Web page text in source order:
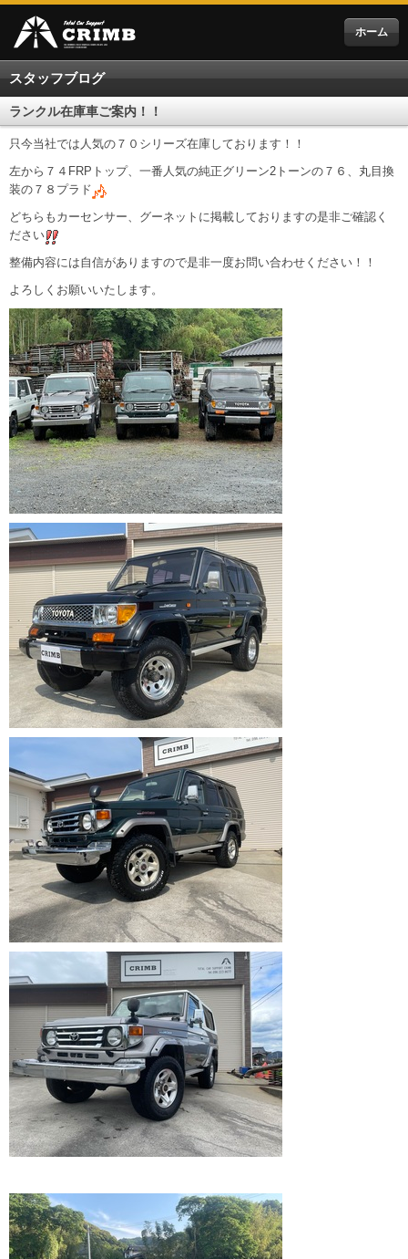
ホーム
スタッフブログ
ランクル在庫車ご案内！！
只今当社では人気の７０シリーズ在庫しております！！
左から７４FRPトップ、一番人気の純正グリーン2トーンの７６、丸目換
装の７８プラド
どちらもカーセンサー、グーネットに掲載しておりますの是非ご確認く
ださい
整備内容には自信がありますので是非一度お問い合わせください！！
よろしくお願いいたします。